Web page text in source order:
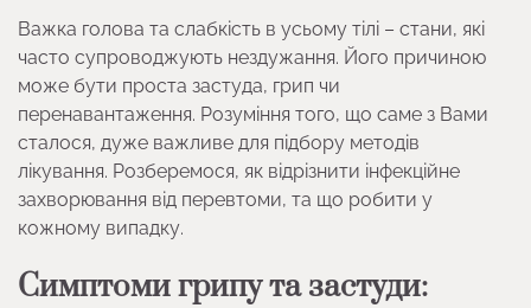
Важка голова та слабкість в усьому тілі – стани, які
часто супроводжують нездужання. Його причиною
може бути проста застуда, грип чи
перенавантаження. Розуміння того, що саме з Вами
сталося, дуже важливе для підбору методів
лікування. Розберемося, як відрізнити інфекційне
захворювання від перевтоми, та що робити у
кожному випадку.
Симптоми грипу та застуди: